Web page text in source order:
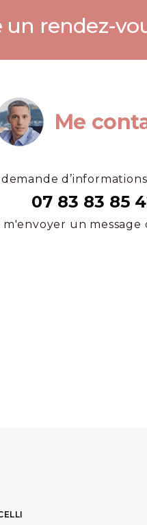
un rendez-
Me
07 83 83 85
m'envoyer un message